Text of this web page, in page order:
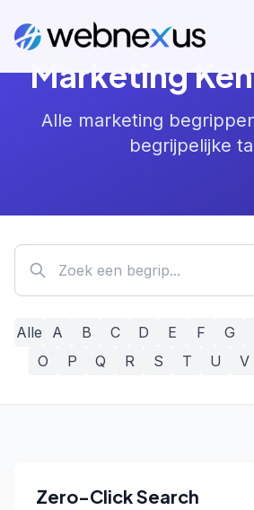
Marketing
Alle marketing
begrijpelijke
Alle A B C D E F G
O
P Q R S T U V
Zero-Click Search